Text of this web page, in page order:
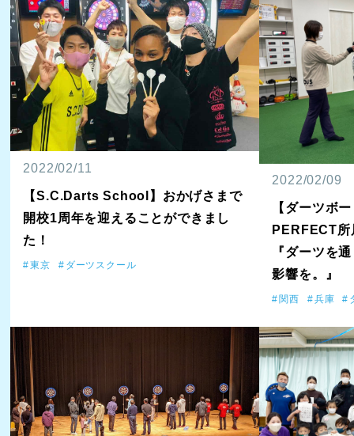
2022/02/11
【S.C.Darts School】おかげさまで
開校1周年を迎えることができまし
た！
東京 ダーツスクール
2022/02/09
【ダーツボ
PERFECT所
『ダーツを
影響を。』
関西 兵庫